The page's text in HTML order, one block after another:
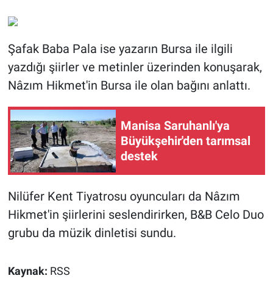
Şafak Baba Pala ise yazarın Bursa ile ilgili
yazdığı şiirler ve metinler üzerinden konuşarak,
Nâzım Hikmet'in Bursa ile olan bağını anlattı.
Manisa Saruhanlı'ya
Büyükşehir'den tarımsal
destek
Nilüfer Kent Tiyatrosu oyuncuları da Nâzım
Hikmet'in şiirlerini seslendirirken, B&B Celo Duo
grubu da müzik dinletisi sundu.
Kaynak: RSS